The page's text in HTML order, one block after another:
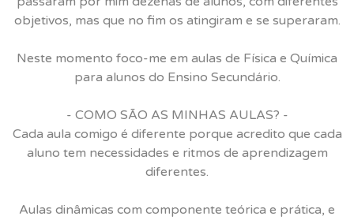
objetivos, mas que no fim os atingiram e se superaram.
Neste momento foco-me em aulas de Física e Química
para alunos do Ensino Secundário.
- COMO SÃO AS MINHAS AULAS? -
Cada aula comigo é diferente porque acredito que cada
aluno tem necessidades e ritmos de aprendizagem
diferentes.
Aulas dinâmicas com componente teórica e prática, e